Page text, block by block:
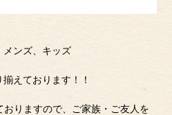
ンズ、キッズ
えております！！
りますので、ご家族・ご友人を